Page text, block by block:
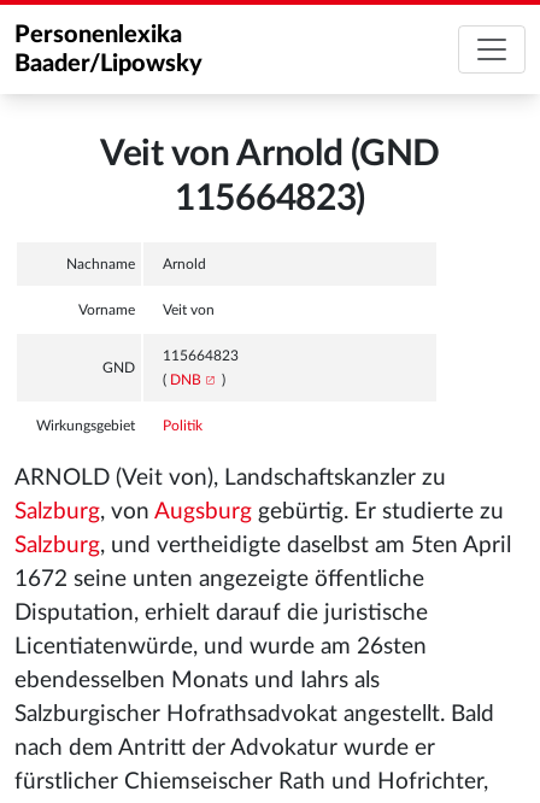
Personenlexika
Baader/Lipowsky
Veit von Arnold (GND
115664823)
Nachname Arnold
Vorname Veit von
GND
115664823
( DNB )
Wirkungsgebiet Politik
ARNOLD (Veit von), Landschaftskanzler zu
Salzburg, von Augsburg gebürtig. Er studierte zu
Salzburg, und vertheidigte daselbst am 5ten April
1672 seine unten angezeigte öffentliche
Disputation, erhielt darauf die juristische
Licentiatenwürde, und wurde am 26sten
ebendesselben Monats und Iahrs als
Salzburgischer Hofrathsadvokat angestellt. Bald
nach dem Antritt der Advokatur wurde er
fürstlicher Chiemseischer Rath und Hofrichter,